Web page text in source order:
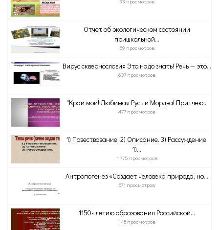
Отчет об экологическом состоянии
пришкольной...
89 просмотров
Вирус сквернословия Это надо знать! Речь — это...
607 просмотров
"Край мой! Любимая Русь и Мордва! Притчею...
477 просмотров
1) Повествование. 2) Описание. 3) Рассуждение.
1)...
1 775 просмотров
Антропогенез «Создает человека природа, но...
871 просмотров
1150- летию образования Российской...
148 просмотров